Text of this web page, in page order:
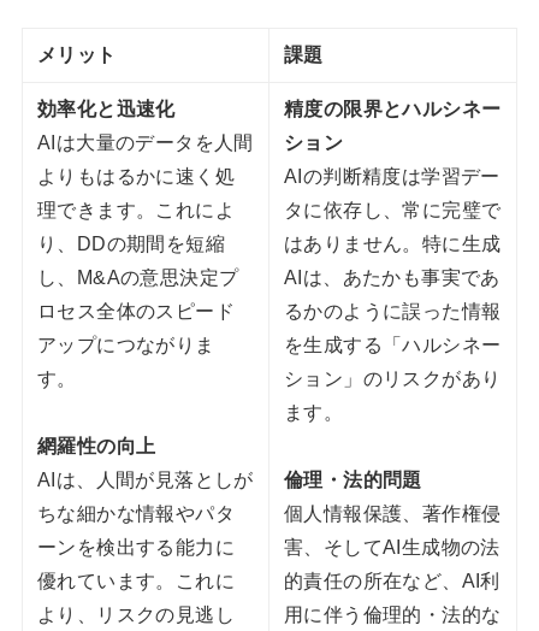
メリット 課題
効率化と迅速化
AIは大量のデータを人間
よりもはるかに速く処
理できます。これによ
り、DDの期間を短縮
し、M&Aの意思決定プ
ロセス全体のスピード
アップにつながりま
す。
網羅性の向上
AIは、人間が見落としが
ちな細かな情報やパタ
ーンを検出する能力に
優れています。これに
より、リスクの見逃し
精度の限界とハルシネー
ション
AIの判断精度は学習デー
タに依存し、常に完璧で
はありません。特に生成
AIは、あたかも事実であ
るかのように誤った情報
を生成する「ハルシネー
ション」のリスクがあり
ます。
倫理・法的問題
個人情報保護、著作権侵
害、そしてAI生成物の法
的責任の所在など、AI利
用に伴う倫理的・法的な